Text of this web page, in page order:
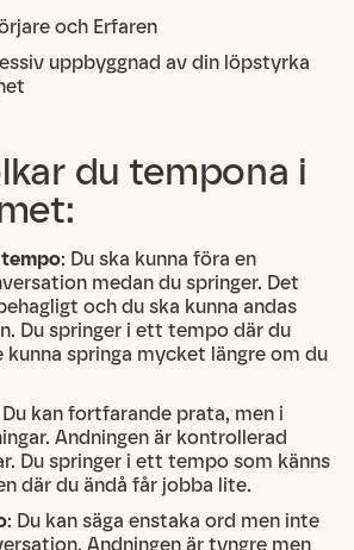
och Erfaren
uppbyggnad av din löpstyrka
du tempona i
: Du ska kunna föra en
medan du springer. Det
och du ska kunna andas
Du springer i ett tempo där du
kunna springa mycket längre om du
Du kan fortfarande prata, men i
Andningen är kontrollerad
Du springer i ett tempo som känns
där du ändå får jobba lite.
: Du kan säga enstaka ord men inte
Andningen är tyngre men